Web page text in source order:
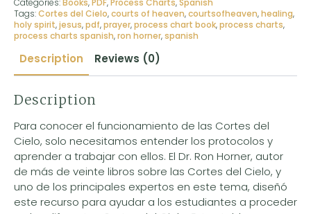
Cielo
(PDF
Edition)
quantity
Categories:Books,PDF,Process Charts,Spanish
Tags:Cortes del Cielo,courts of heaven,courtsofheaven,healing,
holy spirit,jesus,pdf,prayer,process chart book,process charts,
process charts spanish,ron horner,spanish
Description Reviews (0)
Description
Para conocer el funcionamiento de las Cortes del
Cielo, solo necesitamos entender los protocolos y
aprender a trabajar con ellos. El Dr. Ron Horner, autor
de más de veinte libros sobre las Cortes del Cielo, y
uno de los principales expertos en este tema, diseñó
este recurso para ayudar a los estudiantes a proceder